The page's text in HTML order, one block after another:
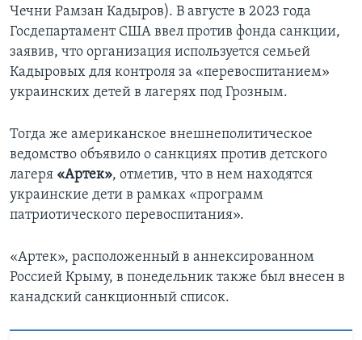
Чечни Рамзан Кадыров). В августе в 2023 года
Госдепартамент США ввел против фонда санкции,
заявив, что организация используется семьей
Кадыровых для контроля за «перевоспитанием»
украинских детей в лагерях под Грозным.
Тогда же американское внешнеполитическое
ведомство объявило о санкциях против детского
лагеря «Артек», отметив, что в нем находятся
украинские дети в рамках «программ
патриотического перевоспитания».
«Артек», расположенный в аннексированном
Россией Крыму, в понедельник также был внесен в
канадский санкционный список.